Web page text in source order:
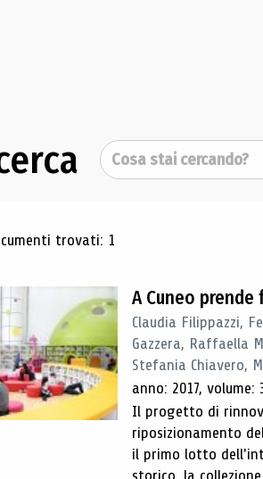
Cerca
di ricerca
trovati: 1
A Cuneo
Claudia Filippazzi,
Gazzera, Raffaella
Stefania Chiavero,
anno: 2017, volume:
Il progetto di
riposizionamento
il primo lotto
storico, la